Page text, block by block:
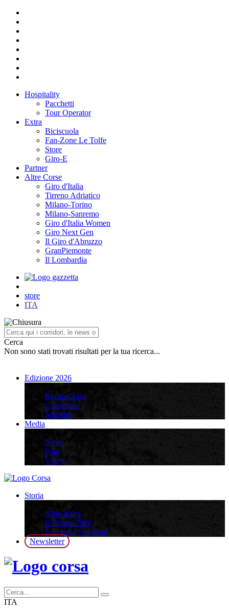
Hospitality
Pacchetti
Tour Operator
Extra
Biciscuola
Fan-Zone Le Tolfe
Store
Giro-E
Partner
Altre Corse
Giro d'Italia
Tirreno Adriatico
Milano-Torino
Milano-Sanremo
Giro d'Italia Women
Giro Next Gen
Il Giro d'Abruzzo
GranPiemonte
Il Lombardia
store
ITA
Cerca
Non sono stati trovati risultati per la tua ricerca...
Edizione 2026
Recap Corsa
Classifiche
Squadre
Media
News
Foto
Video
Storia
Albo d’oro
Edizione 2026
Edizioni Precedenti
Newsletter
ITA